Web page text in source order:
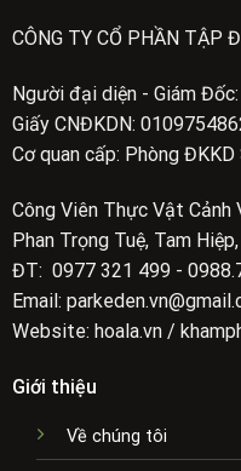
CÔNG TY CỔ PHẦN TẬP
Người đại diện - Giám
Giấy CNĐKDN:
Cơ quan cấp: Phòng
Công Viên Thực Vật
Phan Trọng Tuệ, Tam
ĐT: 0977 321 499 -
Email:
Website: hoala.vn /
Giới thiệu
Về chúng tôi